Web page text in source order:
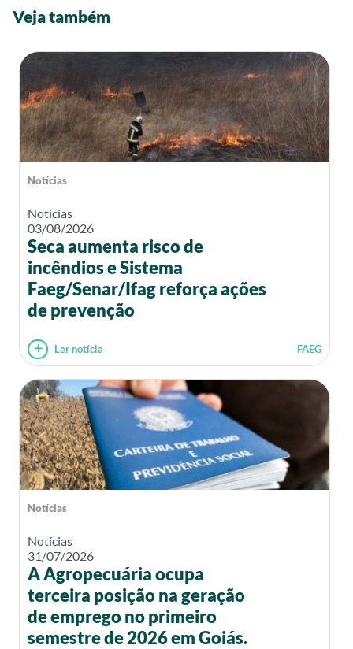
Veja também
Notícias
Notícias
03/08/2026
Seca aumenta risco de
incêndios e Sistema
Faeg/Senar/Ifag reforça ações
de prevenção
Ler notícia FAEG
Notícias
Notícias
31/07/2026
A Agropecuária ocupa
terceira posição na geração
de emprego no primeiro
semestre de 2026 em Goiás.